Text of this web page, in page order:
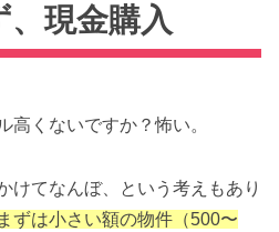
現金購入
高くないですか？怖い。
けてなんぼ、という考えもあり
ずは小さい額の物件（500〜